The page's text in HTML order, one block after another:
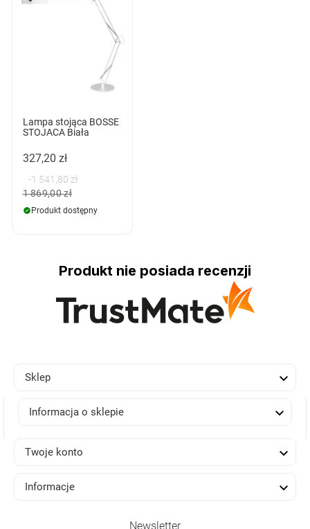
Lampa stojąca BOSSE
STOJACA Biała
327,20 zł
-1 541,80 zł
1 869,00 zł
Produkt dostępny
Produkt nie posiada recenzji
Sklep 
Informacja o sklepie 
Twoje konto 
Informacje 
Newsletter